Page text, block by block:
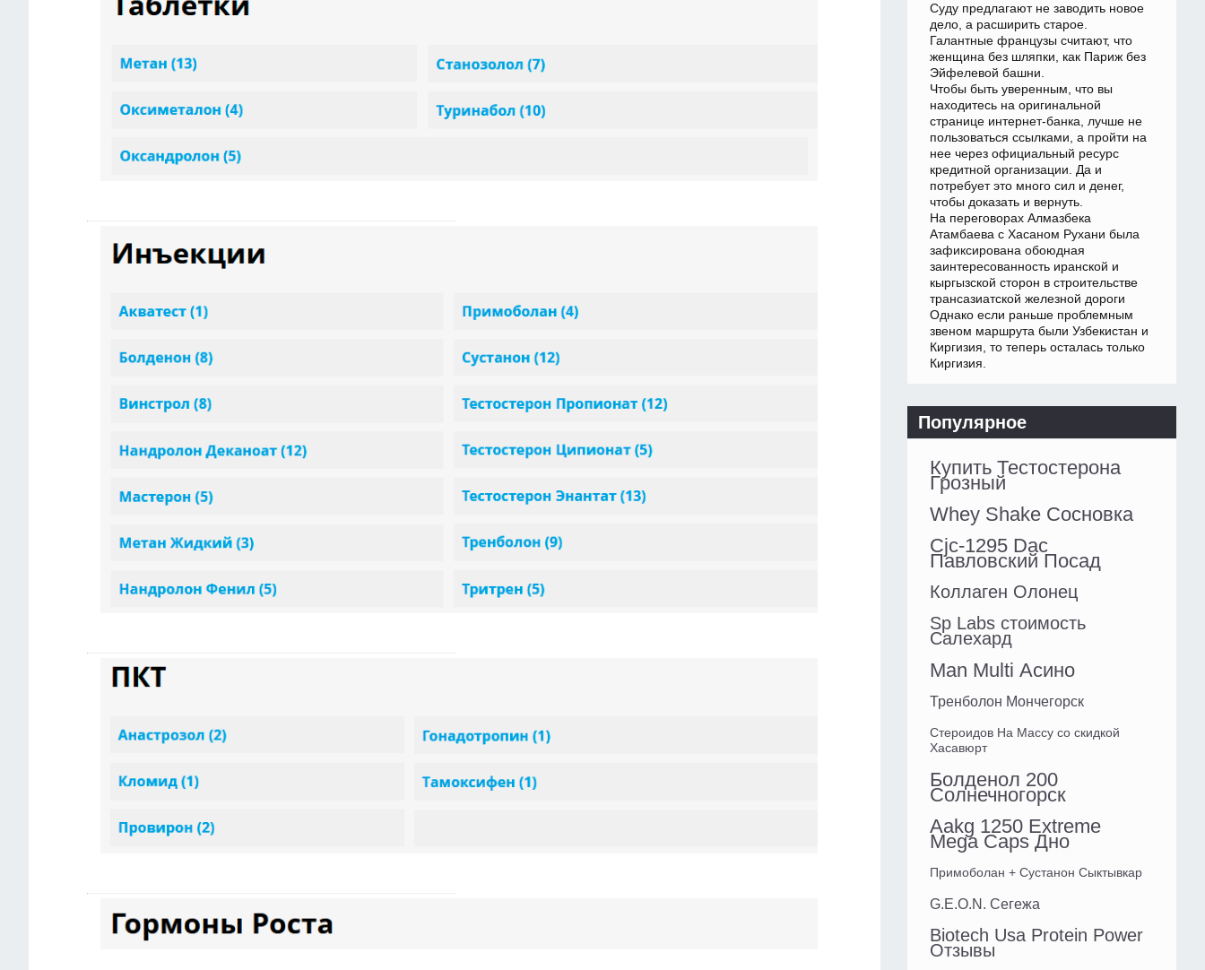
Суду предлагают не заводить новое
дело, а расширить старое.
Галантные французы считают, что
женщина без шляпки, как Париж без
Эйфелевой башни.
Чтобы быть уверенным, что вы
находитесь на оригинальной
странице интернет-банка, лучше не
пользоваться ссылками, а пройти на
нее через официальный ресурс
кредитной организации. Да и
потребует это много сил и денег,
чтобы доказать и вернуть.
На переговорах Алмазбека
Атамбаева с Хасаном Рухани была
зафиксирована обоюдная
заинтересованность иранской и
кыргызской сторон в строительстве
трансазиатской железной дороги
Однако если раньше проблемным
звеном маршрута были Узбекистан и
Киргизия, то теперь осталась только
Киргизия.
Популярное
Купить Тестостерона
Грозный
Whey Shake Сосновка
Cjc-1295 Dac
Павловский Посад
Коллаген Олонец
Sp Labs стоимость
Салехард
Man Multi Асино
Тренболон Мончегорск
Стероидов На Массу со скидкой
Хасавюрт
Болденол 200
Солнечногорск
Aakg 1250 Extreme
Mega Caps Дно
Примоболан + Сустанон Сыктывкар
G.E.O.N. Сегежа
Biotech Usa Protein Power
Отзывы